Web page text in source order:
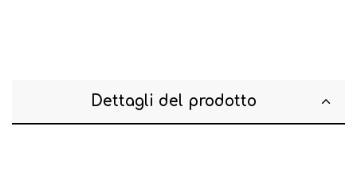
Dettagli del prodotto